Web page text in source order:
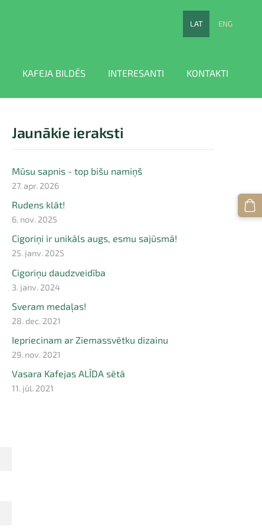
KAFEJA BILDĒS INTERESANTI KONTAKTI
LAT ENG
Jaunākie ieraksti
Mūsu sapnis - top bišu namiņš
27. apr. 2026
Rudens klāt!
6. nov. 2025
Cigoriņi ir unikāls augs, esmu sajūsmā!
25. janv. 2025
Cigoriņu daudzveidība
3. janv. 2024
Sveram medaļas!
28. dec. 2021
Iepriecinam ar Ziemassvētku dizainu
29. nov. 2021
Vasara Kafejas ALĪDA sētā
11. jūl. 2021